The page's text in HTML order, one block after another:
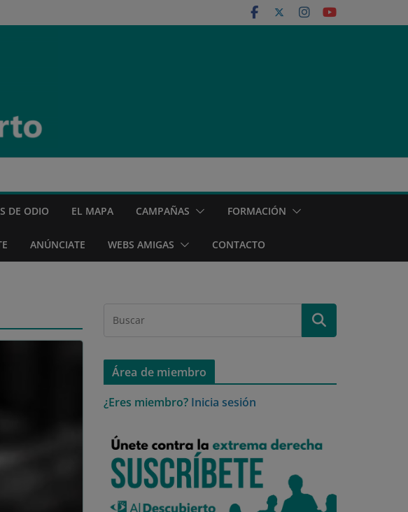
DE ODIO EL MAPA CAMPAÑAS FORMACIÓN
ANÚNCIATE WEBS AMIGAS CONTACTO
Área de miembro
¿Eres miembro? Inicia sesión